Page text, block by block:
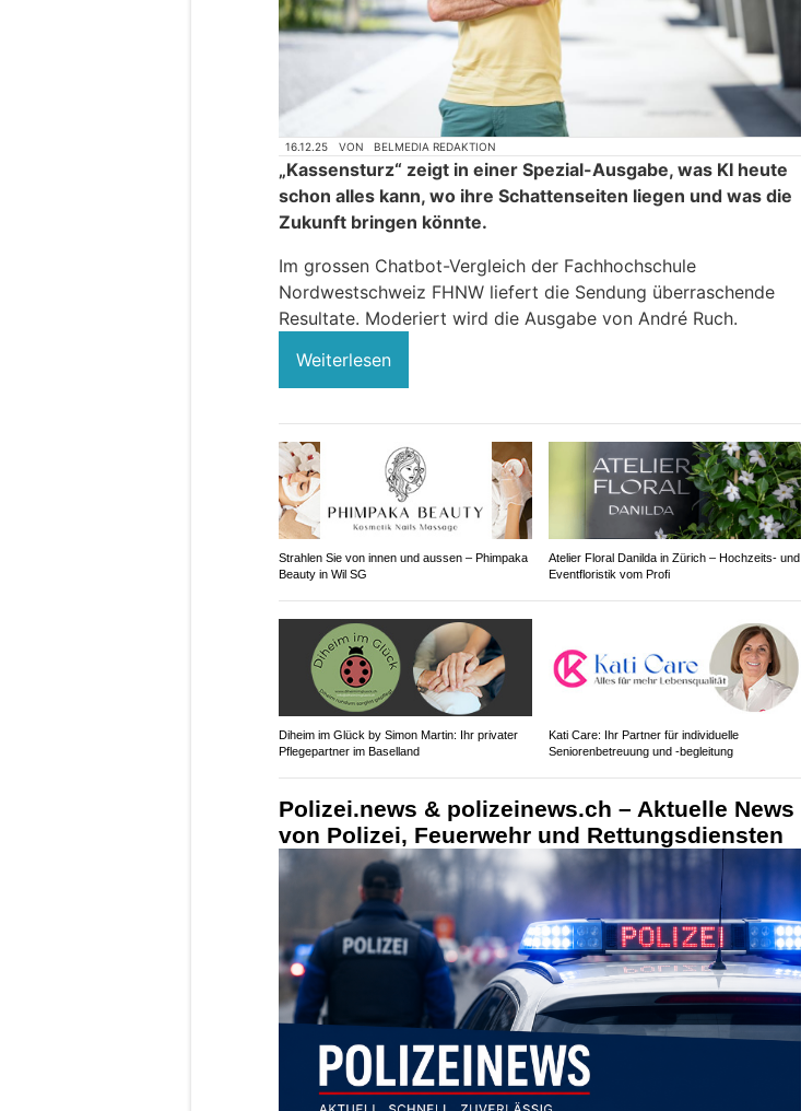
16.12.25 VON BELMEDIA REDAKTION
„Kassensturz“ zeigt in einer Spezial-Ausgabe, was KI heute
schon alles kann, wo ihre Schattenseiten liegen und was die
Zukunft bringen könnte.
Im grossen Chatbot-Vergleich der Fachhochschule
Nordwestschweiz FHNW liefert die Sendung überraschende
Resultate. Moderiert wird die Ausgabe von André Ruch.
Weiterlesen
Strahlen Sie von innen und aussen – Phimpaka
Beauty in Wil SG
Atelier Floral Danilda in Zürich – Hochzeits- und
Eventfloristik vom Profi
Diheim im Glück by Simon Martin: Ihr privater
Pflegepartner im Baselland
Kati Care: Ihr Partner für individuelle
Seniorenbetreuung und -begleitung
Polizei.news & polizeinews.ch – Aktuelle News
von Polizei, Feuerwehr und Rettungsdiensten